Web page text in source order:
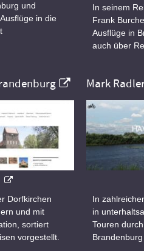
und
in die
In seinem
Frank
Ausflüge in
auch über
Dorfkirchen
und mit
sortiert
vorgestellt.
Mark
In
in
Touren